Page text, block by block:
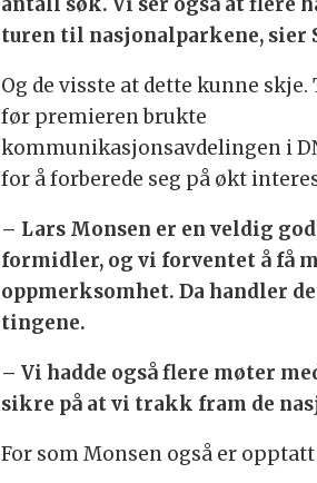
turen til nasjonalparkene, sier
Og de visste at dette kunne skje.
før premieren brukte
kommunikasjonsavdelingen i
for å forberede seg på økt
– Lars Monsen er en veldig god
formidler, og vi forventet å få
oppmerksomhet. Da handler
tingene.
– Vi hadde også flere møter
sikre på at vi trakk fram de
For som Monsen også er